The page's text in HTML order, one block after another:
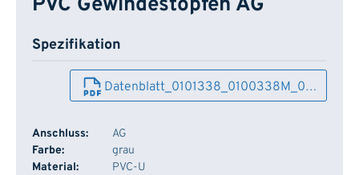
Spezifikation
Datenblatt_0101338_0100338M_0…
Anschluss:
AG
Farbe:
grau
Material:
PVC-U